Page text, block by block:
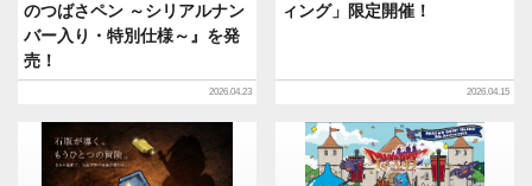
のつばさペン ～シリアルナン
バー入り・特別仕様～』を発
売！
2026.04.23
ィング」限定開催！
2026.04.15